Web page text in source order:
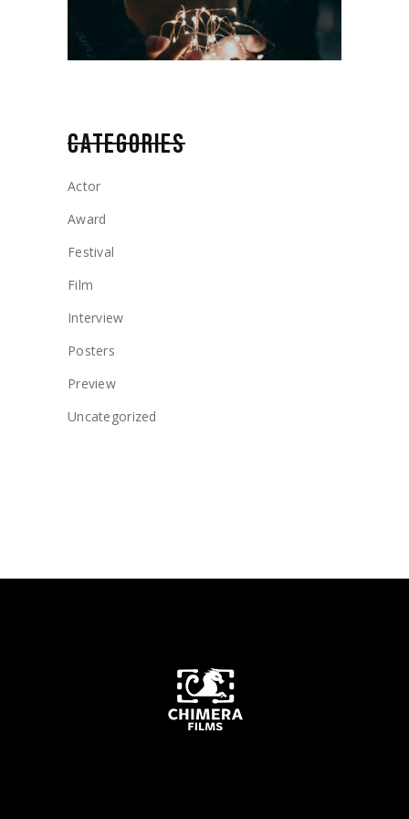
CATEGORIES
Actor
Award
Festival
Film
Interview
Posters
Preview
Uncategorized